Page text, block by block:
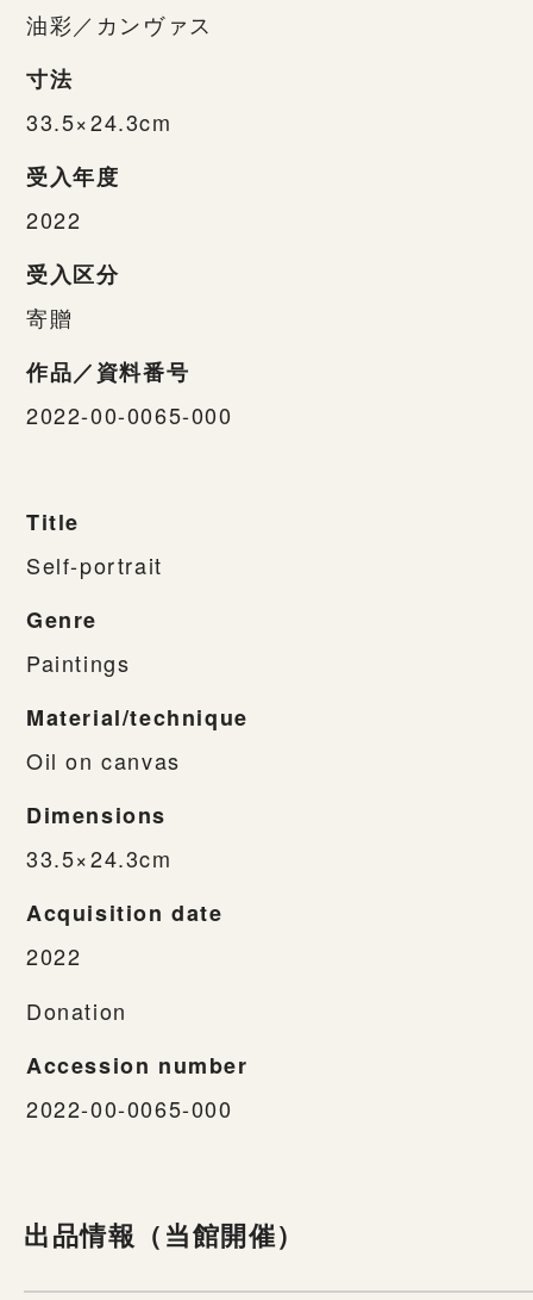
油彩／カンヴァス
寸法
33.5×24.3cm
受入年度
2022
受入区分
寄贈
作品／資料番号
2022-00-0065-000
Title
Self-portrait
Genre
Paintings
Material/technique
Oil on canvas
Dimensions
33.5×24.3cm
Acquisition date
2022
Donation
Accession number
2022-00-0065-000
出品情報（当館開催）